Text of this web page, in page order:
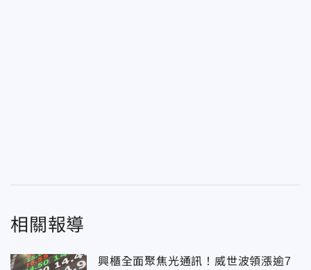
相關報導
興櫃全面聚焦光通訊！威世波領漲逾7